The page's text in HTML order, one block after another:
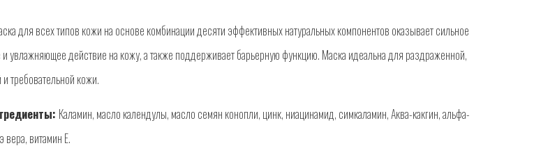
для всех типов кожи на основе комбинации десяти эффективных натуральных компонентов оказывает сильное
увлажняющее действие на кожу, а также поддерживает барьерную функцию. Маска идеальна для раздраженной,
и требовательной кожи.
Каламин, масло календулы, масло семян конопли, цинк, ниацинамид, симкаламин, Аква-какгин, альфа-
вера, витамин Е.